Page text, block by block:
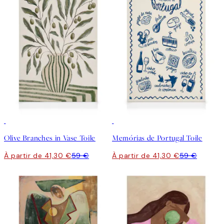
Olive Branches in Vase Toile
À partir de 41,30 €59 €
Memórias de Portugal Toile
À partir de 41,30 €59 €